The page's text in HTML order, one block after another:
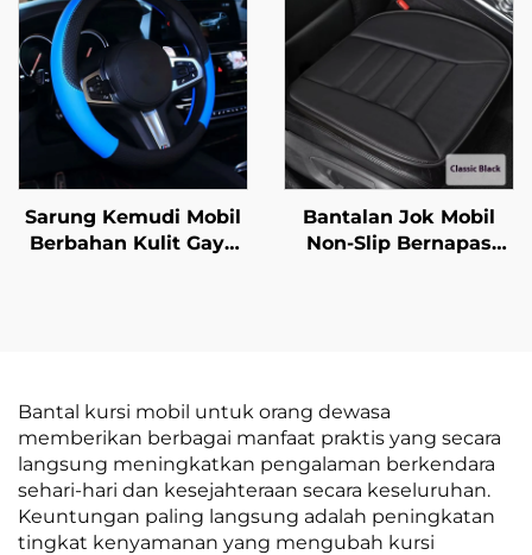
Kotor Bernapas
Mobil Impor
Sarung Kemudi Mobil
Berbahan Kulit Gaya
Bantalan Jok Mobil
Non-Slip Bernapas
Bantal kursi mobil untuk orang dewasa
memberikan berbagai manfaat praktis yang secara
langsung meningkatkan pengalaman berkendara
sehari-hari dan kesejahteraan secara keseluruhan.
Keuntungan paling langsung adalah peningkatan
tingkat kenyamanan yang mengubah kursi